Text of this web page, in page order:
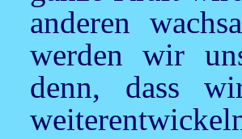
anderen
werden wir
denn, dass